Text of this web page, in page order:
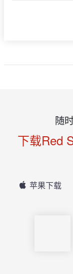
随
下载Red
苹果下载